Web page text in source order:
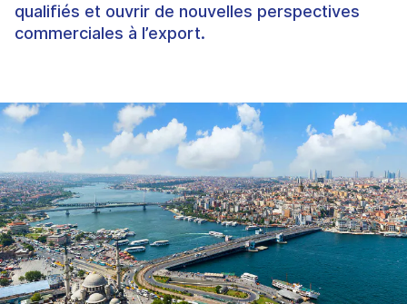
qualifiés et ouvrir de nouvelles perspectives
commerciales à l’export.